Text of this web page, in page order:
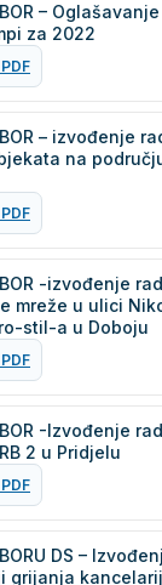
–
za 2022
– izvođenje
na
-izvođenje
mreže u ulici
stil-a u Doboju
-Izvođenje
2 u Pridjelu
DS –
grijanja